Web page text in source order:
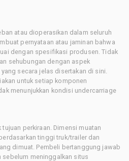
atau dioperasikan dalam seluruh
pernyataan atau jaminan bahwa
dengan spesifikasi produsen. Tidak
sehubungan dengan aspek
secara jelas disertakan di sini.
untuk setiap komponen
menunjukkan kondisi undercarriage
perkiraan. Dimensi muatan
tinggi truk/trailer dan
dimuat. Pembeli bertanggung jawab
sebelum meninggalkan situs